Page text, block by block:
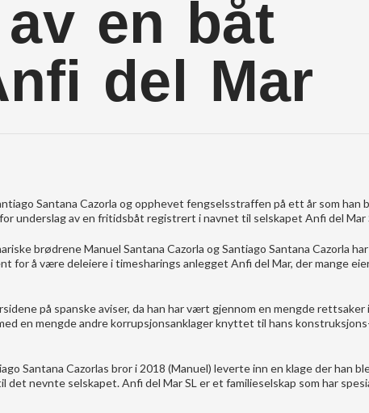
en båt
del Mar
Santana Cazorla og opphevet fengselsstraffen på ett år som han
underslag av en fritidsbåt registrert i navnet til selskapet Anfi del Mar
brødrene Manuel Santana Cazorla og Santiago Santana Cazorla
for å være deleiere i timesharings anlegget Anfi del Mar, der mange
på spanske aviser, da han har vært gjennom en mengde rettsaker i
en mengde andre korrupsjonsanklager knyttet til hans
Santana Cazorlas bror i 2018 (Manuel) leverte inn en klage der han
nevnte selskapet. Anfi del Mar SL er et familieselskap som har